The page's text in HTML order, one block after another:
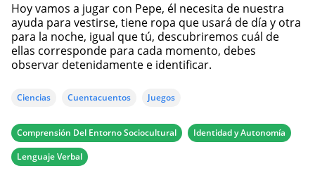
Hoy vamos a jugar con Pepe, él necesita de nuestra
ayuda para vestirse, tiene ropa que usará de día y otra
para la noche, igual que tú, descubriremos cuál de
ellas corresponde para cada momento, debes
observar detenidamente e identificar.
Ciencias Cuentacuentos Juegos
Comprensión Del Entorno Sociocultural
Identidad y Autonomía
Lenguaje Verbal